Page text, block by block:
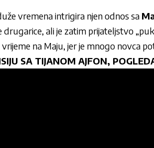
vremena intrigira njen odnos sa
drugarice, ali je zatim prijateljstvo
na Maju, jer je mnogo novca
SA TIJANOM AJFON,